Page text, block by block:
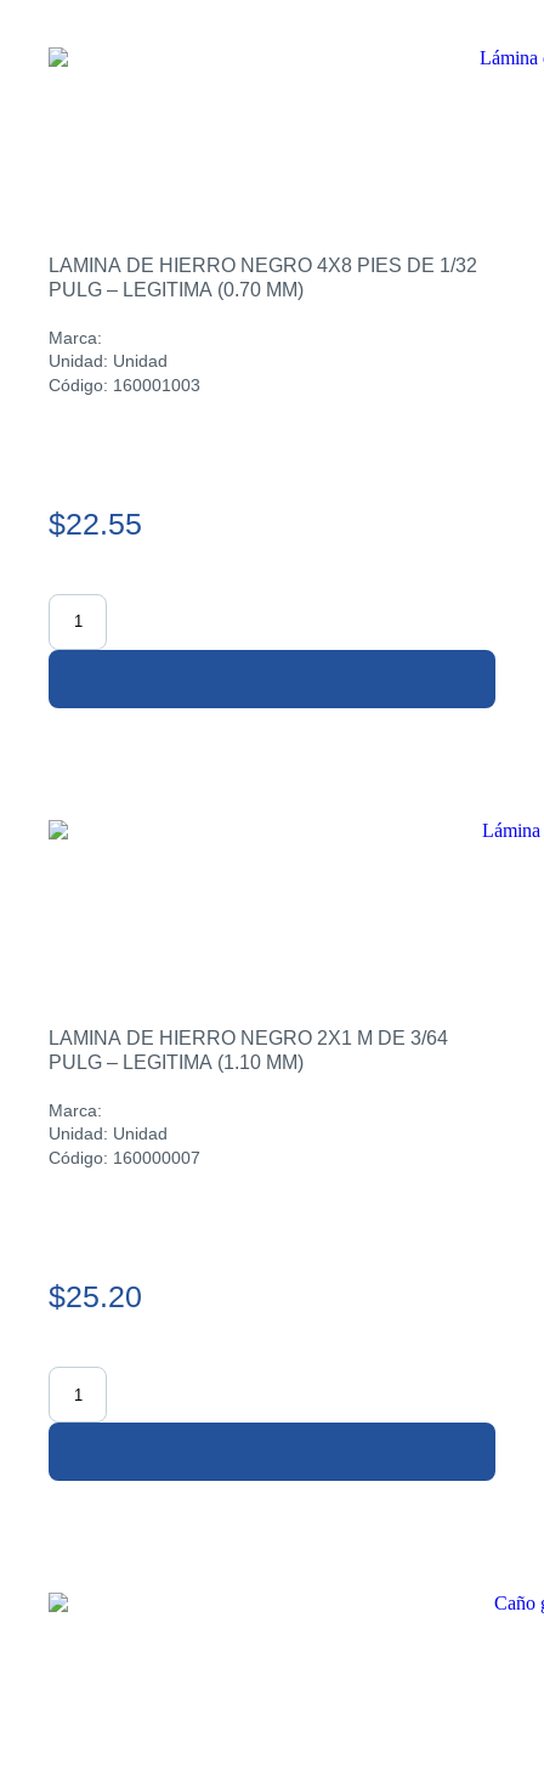
LAMINA DE HIERRO NEGRO 4X8 PIES DE 1/32
PULG – LEGITIMA (0.70 MM)
Marca:
Unidad: Unidad
Código: 160001003
$22.55
LAMINA DE HIERRO NEGRO 2X1 M DE 3/64
PULG – LEGITIMA (1.10 MM)
Marca:
Unidad: Unidad
Código: 160000007
$25.20